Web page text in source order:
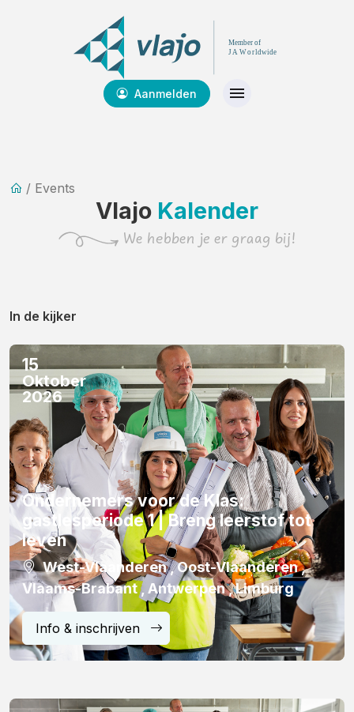
Aanmelden
/ Events
Vlajo Kalender
We hebben je er graag bij!
In de kijker
15
Oktober
2026
Ondernemers voor de Klas:
gastlesperiode 1 | Breng leerstof tot
leven
West-Vlaanderen , Oost-Vlaanderen ,
Vlaams-Brabant , Antwerpen , Limburg
Info & inschrijven